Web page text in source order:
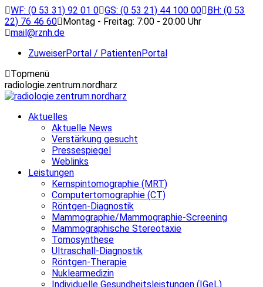
Zum
Inhalt
springen
WF: (0 53 31) 92 01 0 GS: (0 53 21) 44 100 00 BH: (0 53
22) 76 46 60 Montag - Freitag: 7:00 - 20:00 Uhr
mail@rznh.de
ZuweiserPortal / PatientenPortal
Topmenü
radiologie.zentrum.nordharz
Aktuelles
Aktuelle News
Verstärkung gesucht
Pressespiegel
Weblinks
Leistungen
Kernspintomographie (MRT)
Computertomographie (CT)
Röntgen-Diagnostik
Mammographie/Mammographie-Screening
Mammographische Stereotaxie
Tomosynthese
Ultraschall-Diagnostik
Röntgen-Therapie
Nuklearmedizin
Individuelle Gesundheitsleistungen (IGeL)